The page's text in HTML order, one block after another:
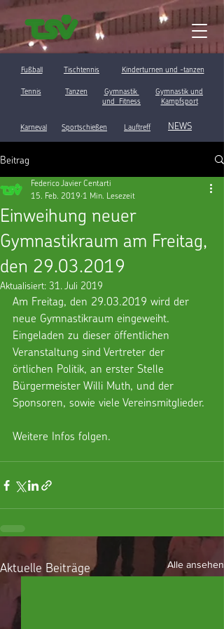
Fußball Tischtennis Kinderturnen und -tanzen
Tennis Tanzen
Gymnastik
und Fitness
Gymnastik und
Kampfsport
Karneval Sportschießen Lauftreff NEWS
Beitrag
Einweihung neuer
Gymnastikraum am Freitag,
den 29.03.2019
Federico Javier Centarti
15. Feb. 2019 1 Min. Lesezeit
Aktualisiert: 31. Juli 2019
Am Freitag, den 29.03.2019 wird der
neue Gymnastikraum eingeweiht.
Eingeladen zu dieser öffentlichen
Veranstaltung sind Vertreter der
örtlichen Politik, an erster Stelle
Bürgermeister Willi Muth, und der
Sponsoren, sowie viele Vereinsmitglieder.
Weitere Infos folgen.
Aktuelle Beiträge Alle ansehen